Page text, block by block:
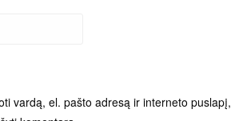
vardą, el. pašto adresą ir interneto